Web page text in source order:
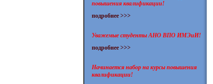
повышения квалификации!
подробнее >>>
Уважемые студенты АНО ВПО ИМЭиИ!
подробнее >>>
Начинается набор на курсы повышения
квалификации!